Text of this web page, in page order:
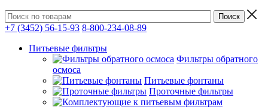
+7 (3452) 56-15-93 8-800-234-08-89
Питьевые фильтры
Фильтры обратного
осмоса
Питьевые фонтаны
Проточные фильтры